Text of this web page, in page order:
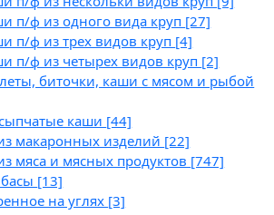
п/ф из одного вида круп [27]
п/ф из трех видов круп [4]
п/ф из четырех видов круп [2]
биточки, каши с мясом и рыбой
каши [44]
макаронных изделий [22]
мяса и мясных продуктов [747]
[13]
на углях [3]